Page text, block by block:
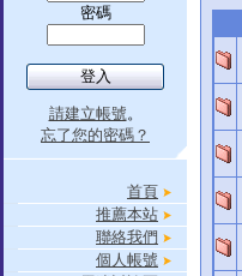
密碼
請建立帳號。
忘了您的密碼？
首頁
推薦本站
聯絡我們
個人帳號